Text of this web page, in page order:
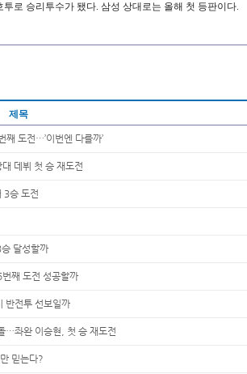
로 승리투수가 됐다. 삼성 상대로는 올해 첫 등판이다.
제목
도전…’이번엔 다를까’
데뷔 첫 승 재도전
3승 도전
달성할까
째 도전 성공할까
반전투 선보일까
…좌완 이승현, 첫 승 재도전
믿는다?